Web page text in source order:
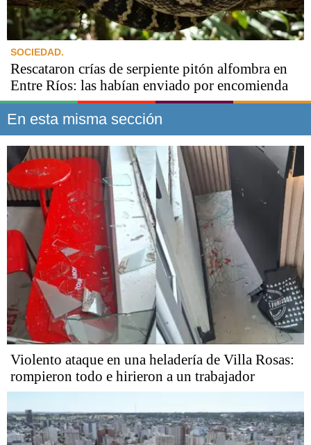
SOCIEDAD.
Rescataron crías de serpiente pitón alfombra en
Entre Ríos: las habían enviado por encomienda
En esta misma sección
Violento ataque en una heladería de Villa Rosas:
rompieron todo e hirieron a un trabajador